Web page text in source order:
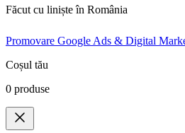
Făcut cu liniște în România
Promovare Google Ads & Digital
Coșul tău
0 produse